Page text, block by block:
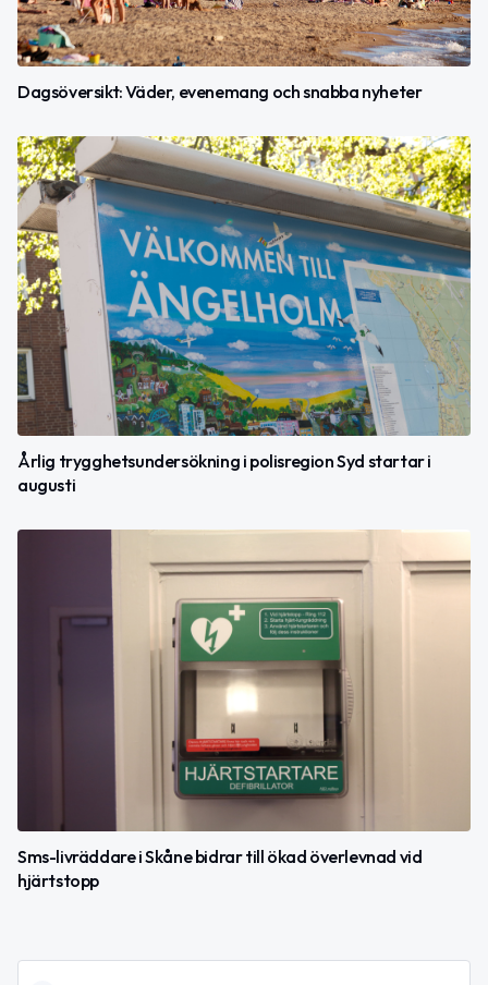
Dagsöversikt: Väder, evenemang och snabba nyheter
Årlig trygghetsundersökning i polisregion Syd startar i
augusti
Sms-livräddare i Skåne bidrar till ökad överlevnad vid
hjärtstopp